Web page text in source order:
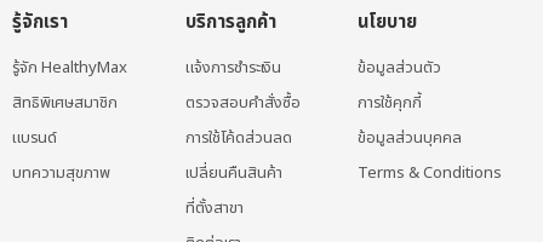
สุขภาพ
กค้า
รู้จักเรา
รู้จัก HealthyMax
สิทธิพิเศษสมาชิก
แบรนด์
บทความสุขภาพ
บริการลูกค้า
แจ้งการชำระเงิน
ตรวจสอบคำสั่งซื้อ
การใช้โค้ดส่วนลด
เปลี่ยนคืนสินค้า
ที่ตั้งสาขา
นโยบาย
ข้อมูลส่วนตัว
การใช้คุกกี้
ข้อมูลส่วนบุคคล
Terms & Conditions